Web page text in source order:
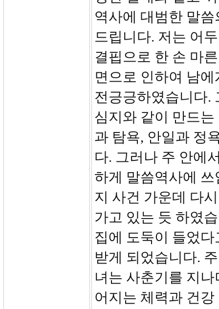
역사에 대범한 말
드립니다. 저는 어
결핍으로 한 손 마
면으로 인하여 남
전긍긍하였습니다.
심지와 같이 만드
과 탐욕, 안일과 정
다. 그러나 주 안에
하게 말씀역사에
지 사건 가운데 다
가고 있는 듯 하였
집에 도둑이 들었
받게 되었습니다.
녀는 사춘기를 지
어지는 체력과 건